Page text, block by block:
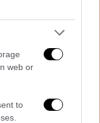
web or
to